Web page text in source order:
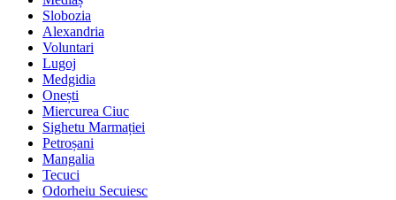
Slobozia
Alexandria
Voluntari
Lugoj
Medgidia
Onești
Miercurea Ciuc
Sighetu Marmației
Petroșani
Mangalia
Tecuci
Odorheiu Secuiesc